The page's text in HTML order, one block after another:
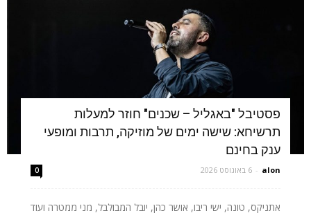
פסטיבל "באגליל – שכנים" חוזר למעלות
תרשיחא: שישה ימים של מוזיקה, תרבות ומופעי
ענק בחינם
alon
- 6 באוגוסט 2026 0
אתניקס, טונה, ישי ריבו, אושר כהן, יובל המבולבל, מני ממטרה ועוד